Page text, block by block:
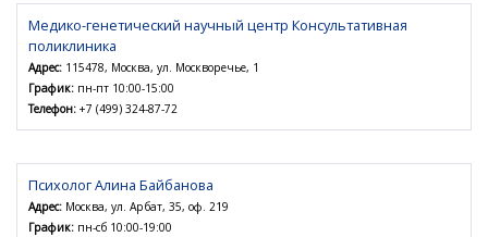
Медико-генетический научный центр Консультативная
поликлиника
Адрес: 115478, Москва, ул. Москворечье, 1
График: пн-пт 10:00-15:00
Телефон: +7 (499) 324-87-72
Психолог Алина Байбанова
Адрес: Москва, ул. Арбат, 35, оф. 219
График: пн-сб 10:00-19:00